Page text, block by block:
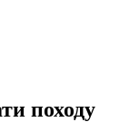
походу